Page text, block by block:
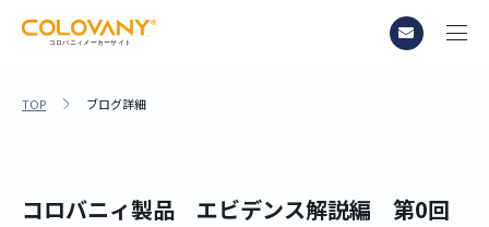
TOP ブログ詳細
コロバニィ製品 エビデンス解説編 第0回